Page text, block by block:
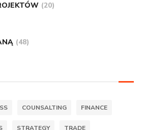
(20)
(48)
COUNSALTING FINANCE
STRATEGY TRADE